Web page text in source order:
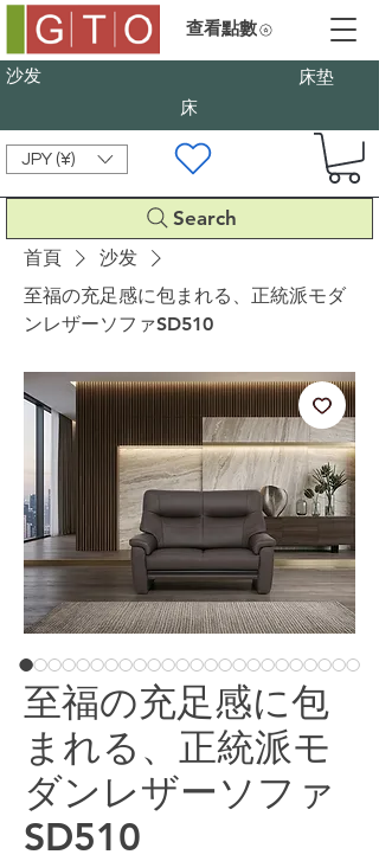
沙发
床垫
床
JPY (¥)
Search
查看點數
首頁
沙发
至福の充足感に包まれる、正統派モダ
ンレザーソファSD510
至福の充足感に包
まれる、正統派モ
ダンレザーソファ
SD510